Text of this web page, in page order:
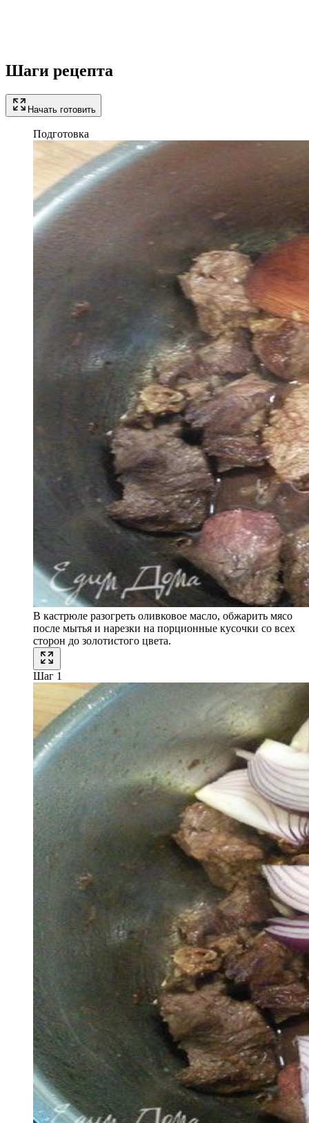
Шаги рецепта
Начать готовить
Подготовка
В кастрюле разогреть оливковое масло, обжарить мясо
после мытья и нарезки на порционные кусочки со всех
сторон до золотистого цвета.
Шаг 1